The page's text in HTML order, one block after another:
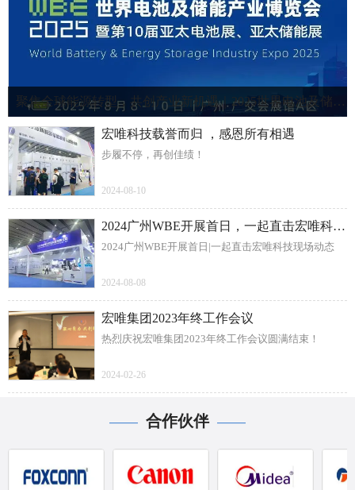
聚焦全球能源转型，共创产业新机遇｜2025世界电池及储能产业博览会！
宏唯科技载誉而归 ，感恩所有相遇
步履不停，再创佳绩！
2024-08-10
2024广州WBE开展首日，一起直击宏唯科技现场动态
2024广州WBE开展首日|一起直击宏唯科技现场动态
2024-08-08
宏唯集团2023年终工作会议
热烈庆祝宏唯集团2023年终工作会议圆满结束！
2024-02-26
—— 合作伙伴 ——